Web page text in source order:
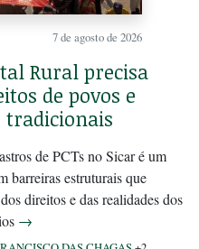
7 de agosto de 2026
Rural precisa
de povos e
tradicionais
de PCTs no Sicar é um
barreiras estruturais que
direitos e das realidades dos
→